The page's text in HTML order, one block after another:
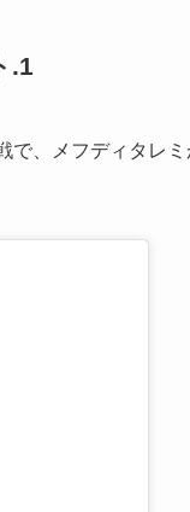
.1
、メフディタレ